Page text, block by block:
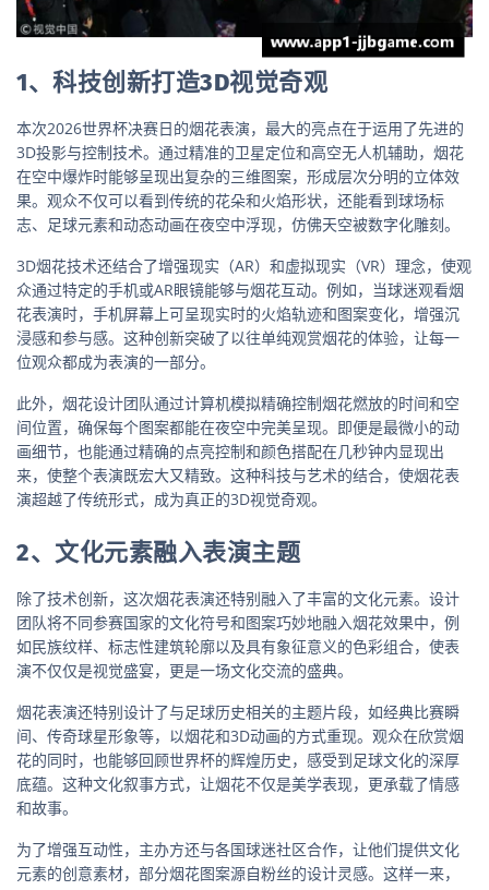
1、科技创新打造3D视觉奇观
本次2026世界杯决赛日的烟花表演，最大的亮点在于运用了先进的
3D投影与控制技术。通过精准的卫星定位和高空无人机辅助，烟花
在空中爆炸时能够呈现出复杂的三维图案，形成层次分明的立体效
果。观众不仅可以看到传统的花朵和火焰形状，还能看到球场标
志、足球元素和动态动画在夜空中浮现，仿佛天空被数字化雕刻。
3D烟花技术还结合了增强现实（AR）和虚拟现实（VR）理念，使观
众通过特定的手机或AR眼镜能够与烟花互动。例如，当球迷观看烟
花表演时，手机屏幕上可呈现实时的火焰轨迹和图案变化，增强沉
浸感和参与感。这种创新突破了以往单纯观赏烟花的体验，让每一
位观众都成为表演的一部分。
此外，烟花设计团队通过计算机模拟精确控制烟花燃放的时间和空
间位置，确保每个图案都能在夜空中完美呈现。即便是最微小的动
画细节，也能通过精确的点亮控制和颜色搭配在几秒钟内显现出
来，使整个表演既宏大又精致。这种科技与艺术的结合，使烟花表
演超越了传统形式，成为真正的3D视觉奇观。
2、文化元素融入表演主题
除了技术创新，这次烟花表演还特别融入了丰富的文化元素。设计
团队将不同参赛国家的文化符号和图案巧妙地融入烟花效果中，例
如民族纹样、标志性建筑轮廓以及具有象征意义的色彩组合，使表
演不仅仅是视觉盛宴，更是一场文化交流的盛典。
烟花表演还特别设计了与足球历史相关的主题片段，如经典比赛瞬
间、传奇球星形象等，以烟花和3D动画的方式重现。观众在欣赏烟
花的同时，也能够回顾世界杯的辉煌历史，感受到足球文化的深厚
底蕴。这种文化叙事方式，让烟花不仅是美学表现，更承载了情感
和故事。
为了增强互动性，主办方还与各国球迷社区合作，让他们提供文化
元素的创意素材，部分烟花图案源自粉丝的设计灵感。这样一来，